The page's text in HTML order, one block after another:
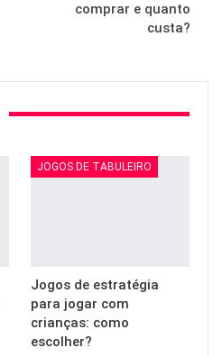
comprar e quanto
custa?
JOGOS DE TABULEIRO
Jogos de estratégia
para jogar com
crianças: como
escolher?